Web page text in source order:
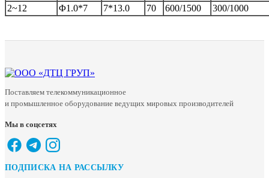
2~12
Φ1.0*7 7*13.0 70 600/1500 300/1000
Поставляем телекоммуникационное
и промышленное оборудование ведущих мировых производителей
Мы в соцсетях
ПОДПИСКА НА РАССЫЛКУ